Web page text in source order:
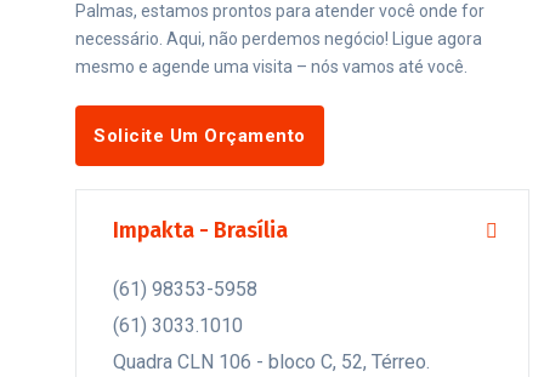
Palmas, estamos prontos para atender você onde for
necessário. Aqui, não perdemos negócio! Ligue agora
mesmo e agende uma visita – nós vamos até você.
Solicite Um Orçamento
Impakta - Brasília
(61) 98353-5958
(61) 3033.1010
Quadra CLN 106 - bloco C, 52, Térreo.